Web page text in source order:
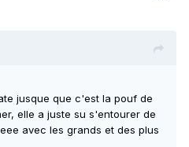
jusque que c'est la pouf de
elle a juste su s'entourer de
avec les grands et des plus